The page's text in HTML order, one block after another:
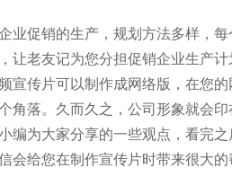
促销的生产，规划方法多样，每
让老友记为您分担促销企业生产
传片可以制作成网络版，在您的
角落。久而久之，公司形象就会
为大家分享的一些观点，看完之
会给您在制作宣传片时带来很大